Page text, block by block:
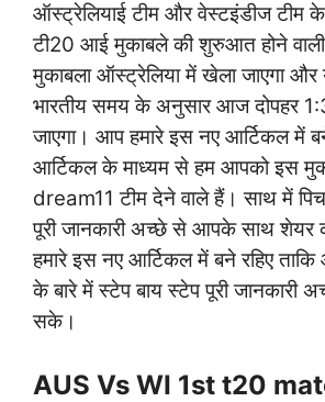
ऑस्ट्रेलियाई टीम और वेस्टइंडीज टीम के
टी20 आई मुकाबले की शुरुआत होने
मुकाबला ऑस्ट्रेलिया में खेला जाएगा और
भारतीय समय के अनुसार आज दोपहर
जाएगा। आप हमारे इस नए आर्टिकल में
आर्टिकल के माध्यम से हम आपको इस
dream11 टीम देने वाले हैं। साथ में पिच
पूरी जानकारी अच्छे से आपके साथ
हमारे इस नए आर्टिकल में बने रहिए
के बारे में स्टेप बाय स्टेप पूरी जानकारी
सके।
AUS Vs WI 1st t20